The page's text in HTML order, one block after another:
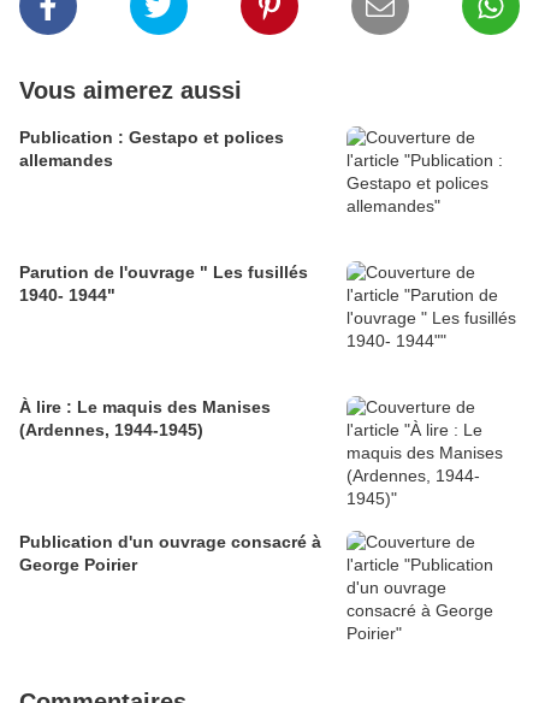
Vous aimerez aussi
Publication : Gestapo et polices
allemandes
Parution de l'ouvrage " Les fusillés
1940- 1944"
À lire : Le maquis des Manises
(Ardennes, 1944-1945)
Publication d'un ouvrage consacré à
George Poirier